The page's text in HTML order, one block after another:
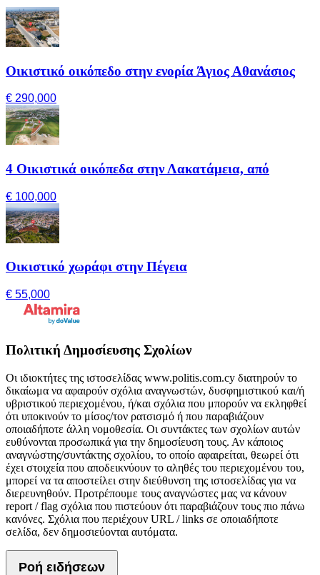
Οικιστικό οικόπεδο στην ενορία Άγιος Αθανάσιος
€ 290,000
4 Οικιστικά οικόπεδα στην Λακατάμεια, από
€ 100,000
Οικιστικό χωράφι στην Πέγεια
€ 55,000
Πολιτική Δημοσίευσης Σχολίων
Οι ιδιοκτήτες της ιστοσελίδας www.politis.com.cy διατηρούν το
δικαίωμα να αφαιρούν σχόλια αναγνωστών, δυσφημιστικού και/ή
υβριστικού περιεχομένου, ή/και σχόλια που μπορούν να εκληφθεί
ότι υποκινούν το μίσος/τον ρατσισμό ή που παραβιάζουν
οποιαδήποτε άλλη νομοθεσία. Οι συντάκτες των σχολίων αυτών
ευθύνονται προσωπικά για την δημοσίευση τους. Αν κάποιος
αναγνώστης/συντάκτης σχολίου, το οποίο αφαιρείται, θεωρεί ότι
έχει στοιχεία που αποδεικνύουν το αληθές του περιεχομένου του,
μπορεί να τα αποστείλει στην διεύθυνση της ιστοσελίδας για να
διερευνηθούν. Προτρέπουμε τους αναγνώστες μας να κάνουν
report / flag σχόλια που πιστεύουν ότι παραβιάζουν τους πιο πάνω
κανόνες. Σχόλια που περιέχουν URL / links σε οποιαδήποτε
σελίδα, δεν δημοσιεύονται αυτόματα.
Ροή ειδήσεων